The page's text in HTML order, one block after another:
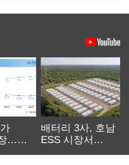
…
배터리 3사, 호남
ESS 시장서